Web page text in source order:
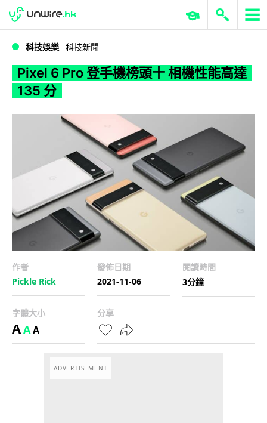
WWDC 2026 ERP 與商業 AI
科技娛樂 科技新聞
Pixel 6 Pro 登手機榜頭十 相機性能高達
135 分
作者
Pickle Rick
發佈日期
2021-11-06
閱讀時間
3分鐘
字體大小
AAA
分享
ADVERTISEMENT